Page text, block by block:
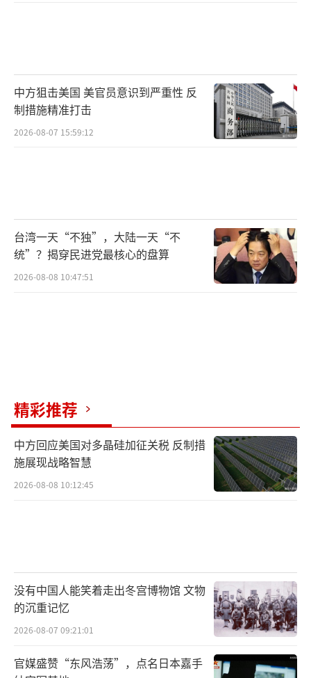
中方狙击美国 美官员意识到严重性 反
制措施精准打击
2026-08-07 15:59:12
台湾一天“不独”，大陆一天“不
统”？揭穿民进党最核心的盘算
2026-08-08 10:47:51
精彩推荐
中方回应美国对多晶硅加征关税 反制措
施展现战略智慧
2026-08-08 10:12:45
没有中国人能笑着走出冬宫博物馆 文物
的沉重记忆
2026-08-07 09:21:01
官媒盛赞“东风浩荡”，点名日本嘉手